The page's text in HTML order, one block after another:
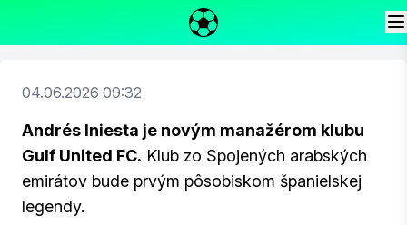
04.06.2026 09:32
Andrés Iniesta je novým manažérom klubu
Gulf United FC. Klub zo Spojených arabských
emirátov bude prvým pôsobiskom španielskej
legendy.